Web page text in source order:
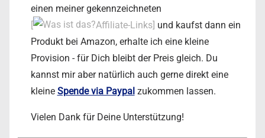
einen meiner gekennzeichneten
[
Affiliate-Links] und kaufst dann ein
Produkt bei Amazon, erhalte ich eine kleine
Provision - für Dich bleibt der Preis gleich. Du
kannst mir aber natürlich auch gerne direkt eine
kleine Spende via Paypalzukommen lassen.
Vielen Dank für Deine Unterstützung!